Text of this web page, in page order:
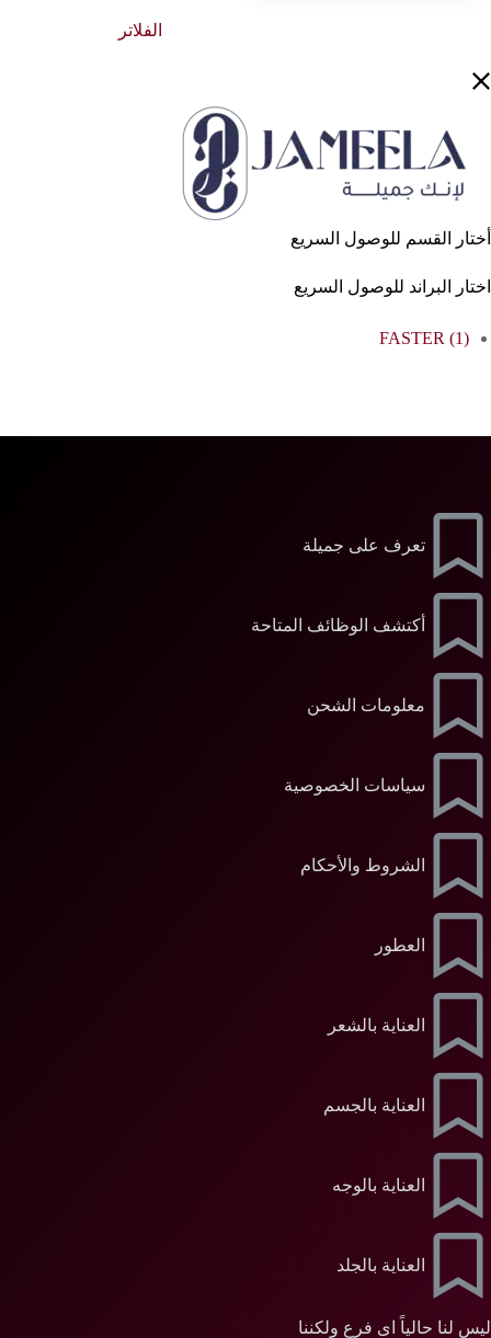
أختار القسم للوصول السريع
اختار البراند للوصول السريع
FASTER (1)
الفلاتر
تعرف على جميلة
أكتشف الوظائف المتاحة
معلومات الشحن
سياسات الخصوصية
الشروط والأحكام
العطور
العناية بالشعر
العناية بالجسم
العناية بالوجه
العناية بالجلد
ليس لنا حالياً اى فرع ولكننا